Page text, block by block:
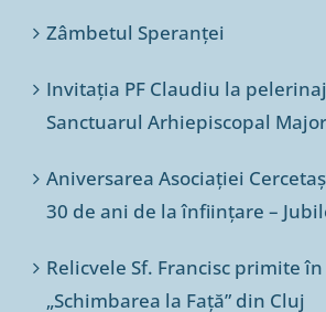
Zâmbetul Speranței
Invitația PF Claudiu la
Sanctuarul Arhiepiscopal Major
Aniversarea Asociației
30 de ani de la înființare –
Relicvele Sf. Francisc primite
„Schimbarea la Față” din Cluj